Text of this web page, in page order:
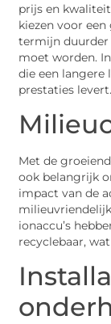
prijs en
kiezen voor
termijn duurder
moet worden.
die een langere
prestaties levert.
Met de
ook belangrijk
impact van de
ionaccu’s
recyclebaar,